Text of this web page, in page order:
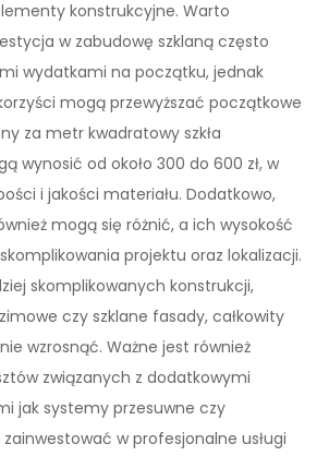
konstrukcyjne. Warto
w zabudowę szklaną często
wydatkami na początku, jednak
mogą przewyższać początkowe
za metr kwadratowy szkła
wynosić od około 300 do 600 zł, w
i jakości materiału. Dodatkowo,
mogą się różnić, a ich wysokość
projektu oraz lokalizacji.
skomplikowanych konstrukcji,
czy szklane fasady, całkowity
wzrosnąć. Ważne jest również
związanych z dodatkowymi
jak systemy przesuwne czy
w profesjonalne usługi